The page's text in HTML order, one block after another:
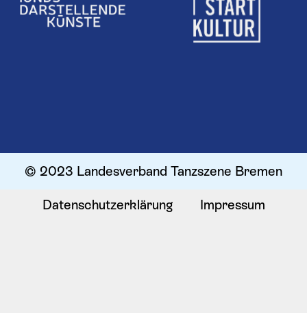
© 2023 Landesverband Tanzszene Bremen
Datenschutzerklärung Impressum